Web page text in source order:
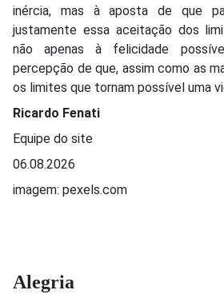
inércia, mas à aposta de que
justamente essa aceitação dos
não apenas à felicidade
percepção de que, assim como as
os limites que tornam possível uma
Ricardo Fenati
Equipe do site
06.08.2026
imagem: pexels.com
Alegria